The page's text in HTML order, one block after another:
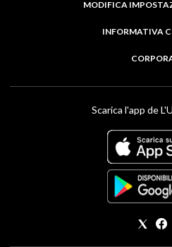
MODIFICA
INFORMATIVA
Scarica l'app de